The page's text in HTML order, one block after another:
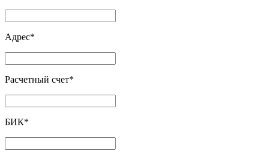
Адрес*
Расчетный счет*
БИК*